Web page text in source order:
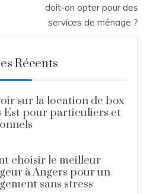
doit-on opter pour des
services de ménage ?
Récents
sur la location de box
Est pour particuliers et
choisir le meilleur
à Angers pour un
sans stress